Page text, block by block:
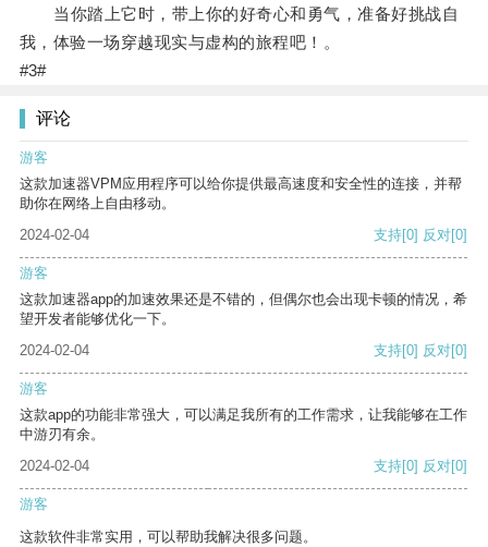
当你踏上它时，带上你的好奇心和勇气，准备好挑战自
我，体验一场穿越现实与虚构的旅程吧！。
#3#
评论
游客
这款加速器VPM应用程序可以给你提供最高速度和安全性的连接，并帮
助你在网络上自由移动。
2024-02-04
支持[0] 反对[0]
游客
这款加速器app的加速效果还是不错的，但偶尔也会出现卡顿的情况，希
望开发者能够优化一下。
2024-02-04
支持[0] 反对[0]
游客
这款app的功能非常强大，可以满足我所有的工作需求，让我能够在工作
中游刃有余。
2024-02-04
支持[0] 反对[0]
游客
这款软件非常实用，可以帮助我解决很多问题。